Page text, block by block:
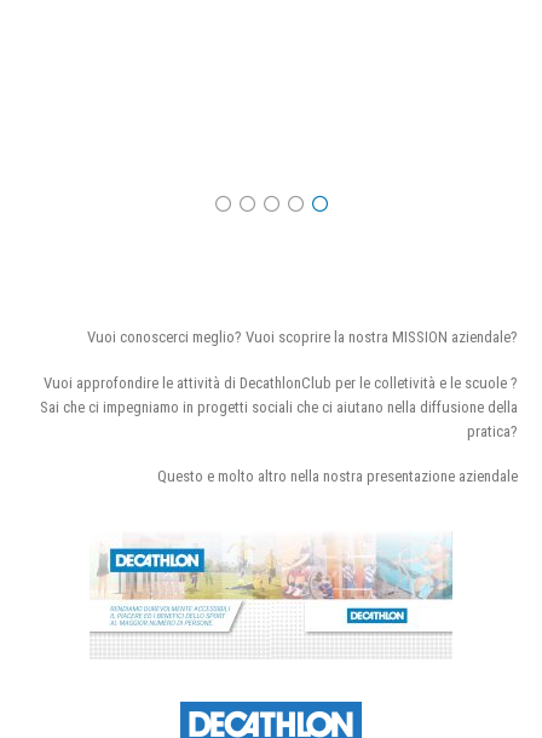
Vuoi conoscerci meglio? Vuoi scoprire la nostra MISSION aziendale?
Vuoi approfondire le attività di DecathlonClub per le colletività e le scuole ?
Sai che ci impegniamo in progetti sociali che ci aiutano nella diffusione della
pratica?
Questo e molto altro nella nostra presentazione aziendale